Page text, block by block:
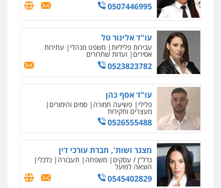
0507446995
עו"ד אלינור טל
עבירות פליליות משפט מנהלי עתירות
אסירים ועדות שחרורים
0523823782
עו"ד אסף כהן
פלילי פשיעה חמורה סמים והימורים
מעצרים וחקירות
0526555488
מצגר ושות', חברת עורכי דין
נדל"ן / עסקים משפחה תעבורה כלכלי
הוצאה לפועל
0545402829